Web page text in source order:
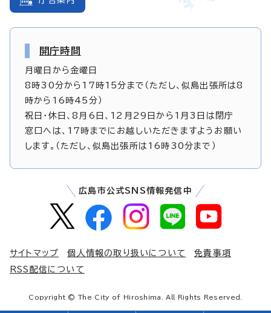
開庁時間
月曜日から金曜日
8時30分から17時15分まで（ただし、似島出張所は8
時から16時45分）
祝日・休日、8月6日、12月29日から1月3日は閉庁
窓口へは、17時までにお越しいただきますようお願い
します。（ただし、似島出張所は16時30分まで）
広島市公式SNS情報発信中
サイトマップ 個人情報の取り扱いについて
免責事項
RSS配信について
Copyright © The City of Hiroshima. All Rights Reserved.